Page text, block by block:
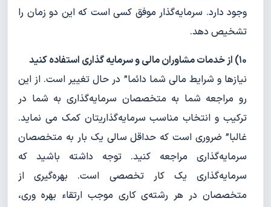
وجود دارد. سرمایه‌گذار موفق کسی است که این دو زمان را
تشخیص دهد.
۱۰) از خدمات مشاوران مالی و سرمایه گذاری استفاده کنید
نیازها و شرایط مالی شما دائما” در حال تغییر است. از این
رو مراجعه شما به متخصصان سرمایه‌گذاری به شما در
ترکیب و انتخاب مناسب سرمایه‌گذاریتان کمک می نماید.
غالبا” ضروری است که حداقل سالی یک بار به متخصصان
سرمایه‌گذاری مراجعه کنید. توجه داشته باشید که
سرمایه‌گذاری یک کار تخصصی است. بهره‌گیری از
متخصصان در هر رشته‌ی کاری موجب ارتقاء بهره وری،